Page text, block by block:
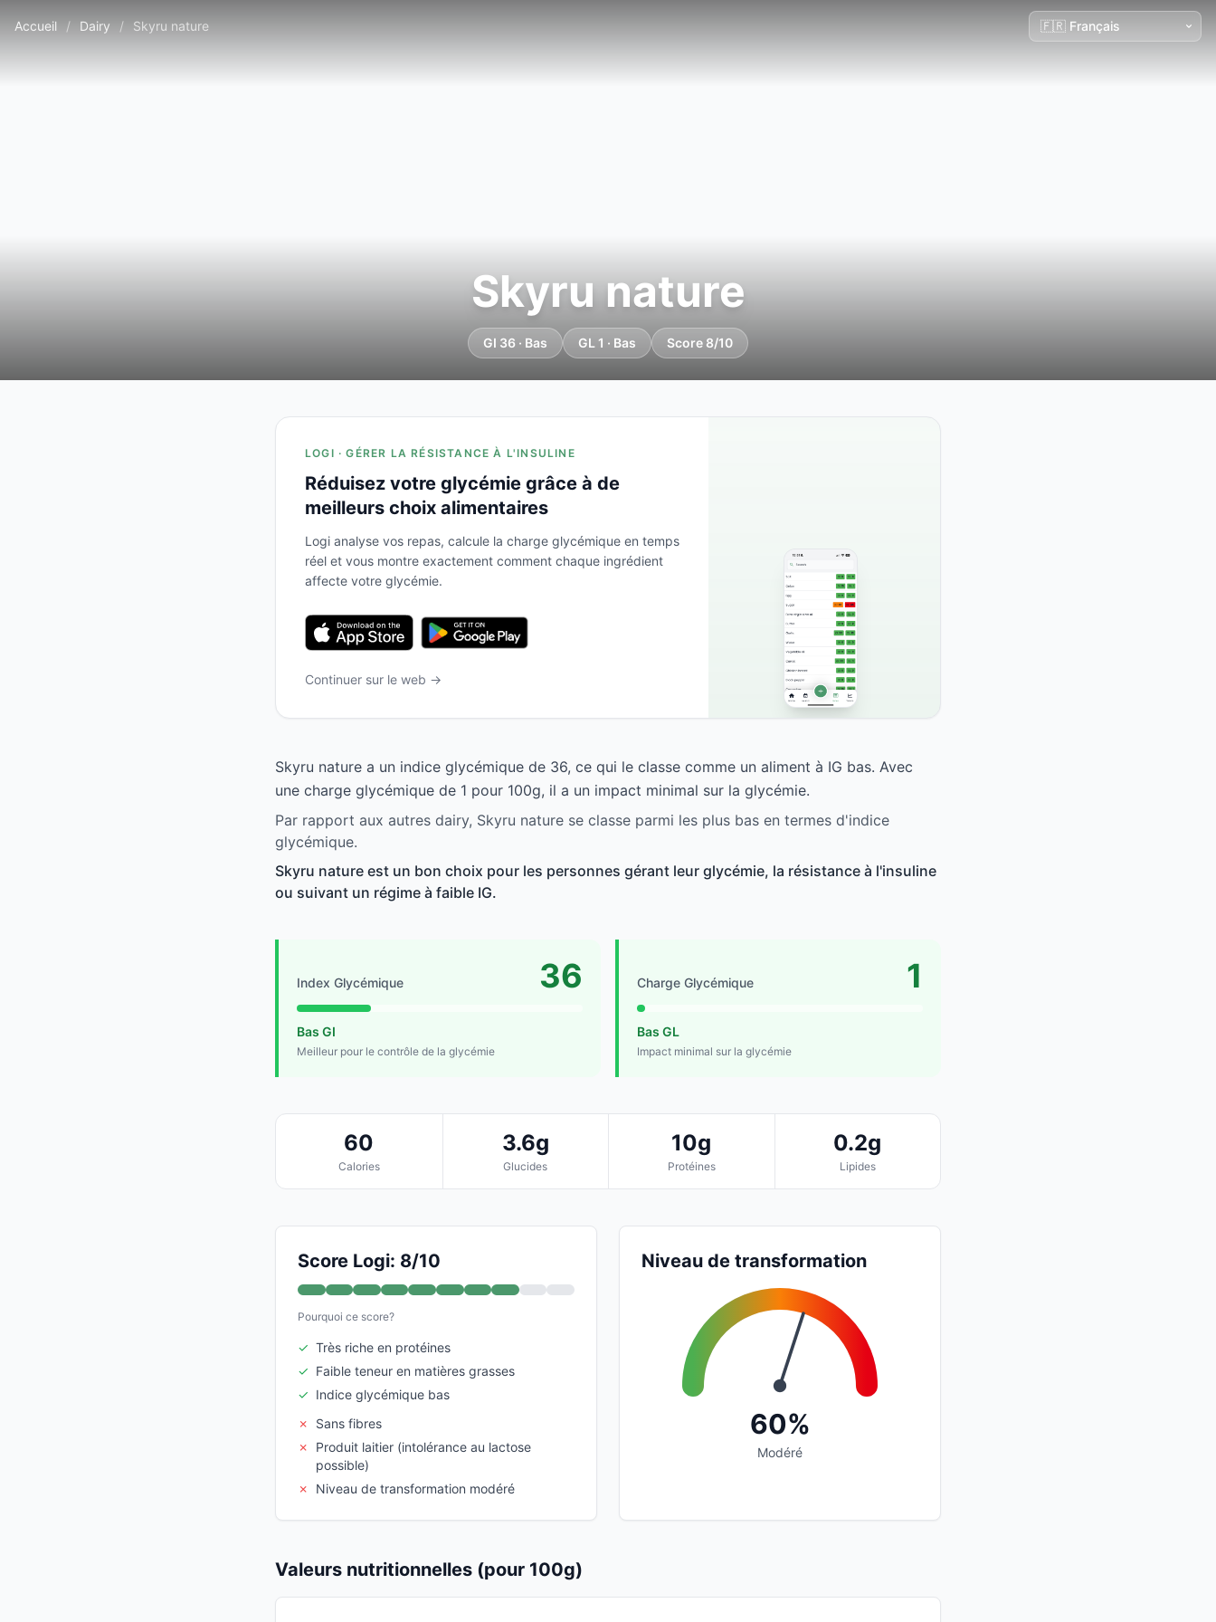
Accueil / Dairy / Skyru nature
Skyru nature
GI 36 · Bas GL 1 · Bas Score 8/10
LOGI · GÉRER LA RÉSISTANCE À L'INSULINE
Réduisez votre glycémie grâce à de
meilleurs choix alimentaires
Logi analyse vos repas, calcule la charge glycémique en temps
réel et vous montre exactement comment chaque ingrédient
affecte votre glycémie.
Continuer sur le web →
Skyru nature a un indice glycémique de 36, ce qui le classe comme un aliment à IG bas. Avec
une charge glycémique de 1 pour 100g, il a un impact minimal sur la glycémie.
Par rapport aux autres dairy, Skyru nature se classe parmi les plus bas en termes d'indice
glycémique.
Skyru nature est un bon choix pour les personnes gérant leur glycémie, la résistance à l'insuline
ou suivant un régime à faible IG.
Index Glycémique 36
Bas GI
Meilleur pour le contrôle de la glycémie
Charge Glycémique 1
Bas GL
Impact minimal sur la glycémie
60
Calories
3.6g
Glucides
10g
Protéines
0.2g
Lipides
Score Logi: 8/10
Pourquoi ce score?
✓ Très riche en protéines
✓ Faible teneur en matières grasses
✓ Indice glycémique bas
✗
Sans fibres
✗
Produit laitier (intolérance au lactose
possible)
✗
Niveau de transformation modéré
Niveau de transformation
60%
Modéré
Valeurs nutritionnelles (pour 100g)